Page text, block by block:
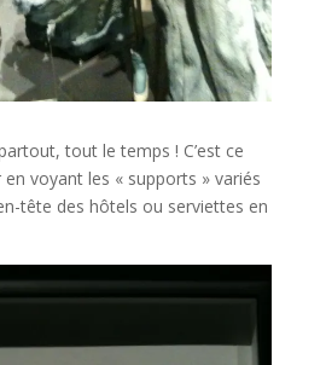
tout le temps ! C’est ce
voyant les « supports » variés
tête des hôtels ou serviettes en